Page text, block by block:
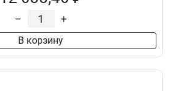
– +
В корзину